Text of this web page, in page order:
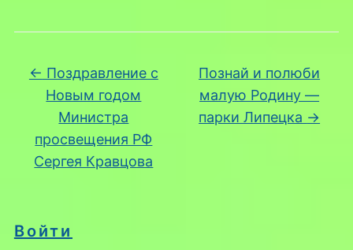
Войти
← Поздравление с
Новым годом
Министра
просвещения РФ
Сергея Кравцова
Познай и полюби
малую Родину —
парки Липецка →